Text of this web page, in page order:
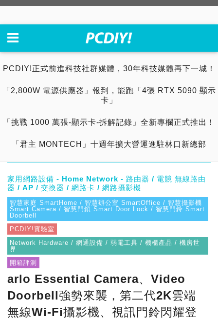
PCDIY!正式前進科技社群媒體，30年科技媒體再下一城！
「2,800W 電源供應器」報到，能跑「4張 RTX 5090 顯示
卡」
「挑戰 1000 萬張-顯示卡-拆解記錄」全新專欄正式推出！
「君主 MONTECH」十週年擴大營運進駐林口新總部
家用網路設備 - Home Network - 路由器 / 電競 無線路由
器 / AP / 交換器 / 網路卡 / 網路攝影機
智慧家庭 SmartHome / 智慧辦公室 SmartOffice / 智慧攝影機
Smart Camera / 智慧門鎖 Smart Door Lock / 智慧門鈴 Smart
Doorbell
PCDIY!實驗室
Network Hardware / 網通設備 / 弱電工具 / 機櫃產品 / 機房世
界
開箱評測
arlo Essential Camera、Video
Doorbell強勢來襲，第二代2K雲端
無線Wi-Fi攝影機、視訊門鈴閃耀登